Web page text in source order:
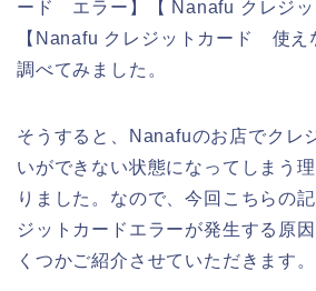
ード エラー】【 Nanafu クレジ
【Nanafu クレジットカード 使え
調べてみました。
そうすると、Nanafuのお店でクレ
いができない状態になってしまう
りました。なので、今回こちらの
ジットカードエラーが発生する原
くつかご紹介させていただきます。